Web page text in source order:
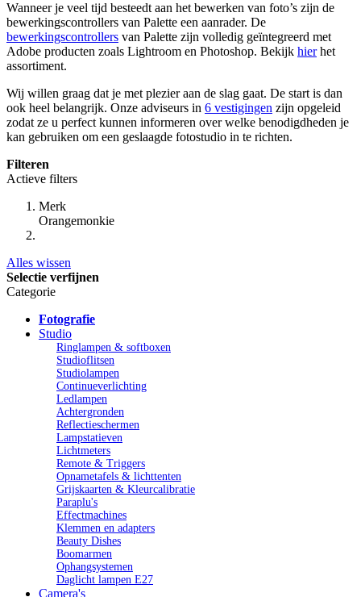
Wanneer je veel tijd besteedt aan het bewerken van foto’s zijn de
bewerkingscontrollers van Palette een aanrader. De
bewerkingscontrollers van Palette zijn volledig geïntegreerd met
Adobe producten zoals Lightroom en Photoshop. Bekijk hierhet
assortiment.
Wij willen graag dat je met plezier aan de slag gaat. De start is dan
ook heel belangrijk. Onze adviseurs in 6 vestigingen zijn opgeleid
zodat ze u perfect kunnen informeren over welke benodigdheden je
kan gebruiken om een geslaagde fotostudio in te richten.
Filteren
Actieve filters
Merk
Orangemonkie
Alles wissen
Selectie verfijnen
Categorie
Fotografie
Camera's
Studio
Ringlampen & softboxen
Studioflitsen
Studiolampen
Continueverlichting
Ledlampen
Achtergronden
Reflectieschermen
Lampstatieven
Lichtmeters
Remote & Triggers
Opnametafels & lichttenten
Grijskaarten & Kleurcalibratie
Paraplu's
Effectmachines
Klemmen en adapters
Beauty Dishes
Boomarmen
Ophangsystemen
Daglicht lampen E27